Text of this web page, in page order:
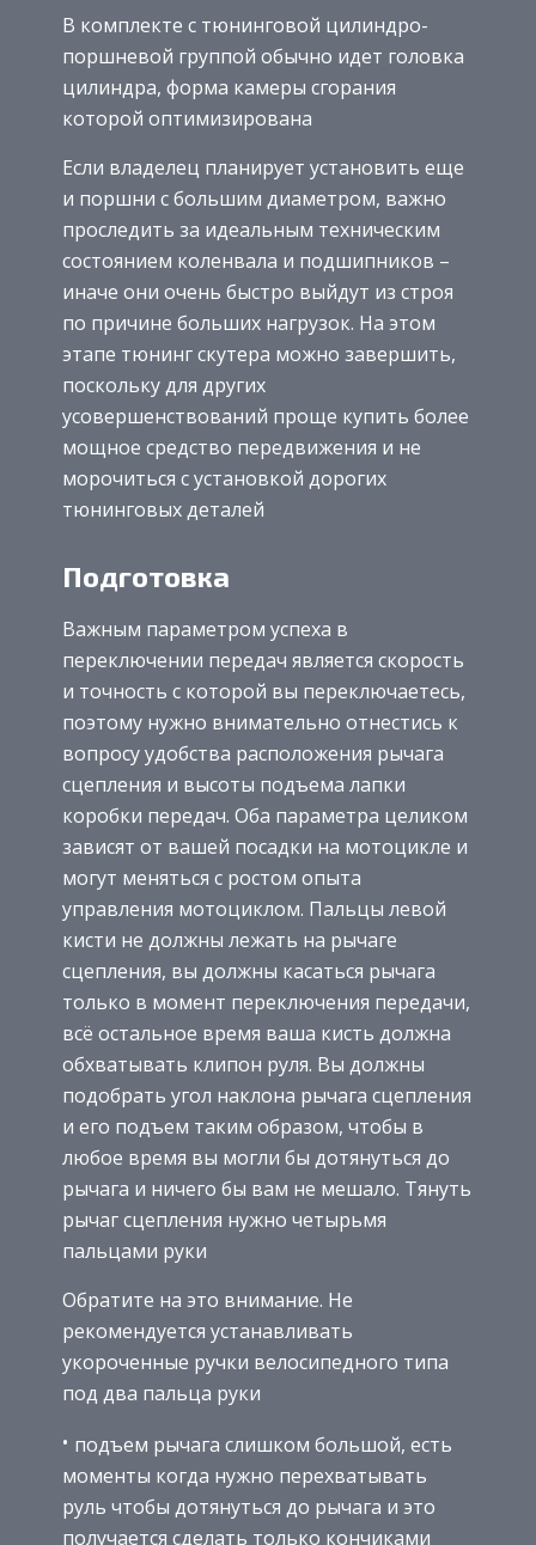
В комплекте с тюнинговой цилиндро-
поршневой группой обычно идет головка
цилиндра, форма камеры сгорания
которой оптимизирована
Если владелец планирует установить еще
и поршни с большим диаметром, важно
проследить за идеальным техническим
состоянием коленвала и подшипников –
иначе они очень быстро выйдут из строя
по причине больших нагрузок. На этом
этапе тюнинг скутера можно завершить,
поскольку для других
усовершенствований проще купить более
мощное средство передвижения и не
морочиться с установкой дорогих
тюнинговых деталей
Подготовка
Важным параметром успеха в
переключении передач является скорость
и точность с которой вы переключаетесь,
поэтому нужно внимательно отнестись к
вопросу удобства расположения рычага
сцепления и высоты подъема лапки
коробки передач. Оба параметра целиком
зависят от вашей посадки на мотоцикле и
могут меняться с ростом опыта
управления мотоциклом. Пальцы левой
кисти не должны лежать на рычаге
сцепления, вы должны касаться рычага
только в момент переключения передачи,
всё остальное время ваша кисть должна
обхватывать клипон руля. Вы должны
подобрать угол наклона рычага сцепления
и его подъем таким образом, чтобы в
любое время вы могли бы дотянуться до
рычага и ничего бы вам не мешало. Тянуть
рычаг сцепления нужно четырьмя
пальцами руки
Обратите на это внимание. Не
рекомендуется устанавливать
укороченные ручки велосипедного типа
под два пальца руки
подъем рычага слишком большой, есть
моменты когда нужно перехватывать
руль чтобы дотянуться до рычага и это
получается сделать только кончиками